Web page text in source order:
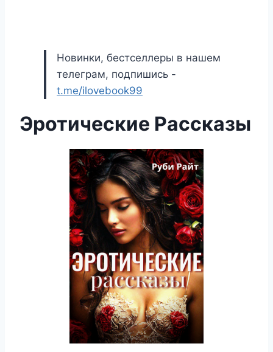
Новинки, бестселлеры в нашем
телеграм, подпишись -
t.me/ilovebook99
Эротические Рассказы